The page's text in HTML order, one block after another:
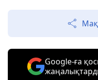
Google-ға